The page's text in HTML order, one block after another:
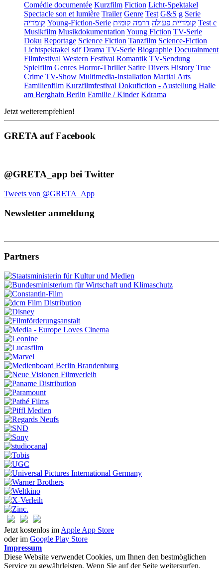
Comédie documentée Kurzfilm Fiction Licht-Spektakel
Spectacle son et lumière Trailer Genre Test G&S g Serie
קומדיה Young-Fiction-Serie קומדיית פעולה דרמה קומית
Test c
Musikfilm Musikdokumentation Young Fiction TV-Serie
Doku Reportage Science Fiction Tanzfilm Science-Fiction
Lichtspektakel sdf Drama TV-Serie Biographie Docutainment
Filmfestival Western Festival Romantik TV-Sendung
Spielfilm Genres Horror-Thriller Satire Divers History True
Crime TV-Show Multimedia-Installation Martial Arts
Familienfilm Kurzfilmfestival Dokufiction - Austellung Halle
am Berghain Berlin Familie / Kinder Kdrama
Jetzt weiterempfehlen!
GRETA auf Facebook
@GRETA_app bei Twitter
Tweets von @GRETA_App
Newsletter anmeldung
Partners
Jetzt kostenlos im Apple App Store
oder im Google Play Store
Impressum
Diese Website verwendet Cookies, um Ihnen den bestmöglichen
Service zu gewährleisten. Wenn Sie auf der Seite weitersurfen,